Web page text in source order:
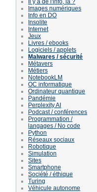
Images numériques
Info en DO
Insolite
Internet
Jeux
Livres / ebooks
Logiciels / applets
Malwares / sécurité
Métavers
Métiers
NotebookLM
OC informatique
Ordinateur quantique
Pandémie
Perplexity AI
Podcast / conférences
Programmation /
langages / No code
Python
Réseaux sociaux
Robotique
Simulation
Sites
Smartphone
Société / éthique
Turing
Véhicule autonome